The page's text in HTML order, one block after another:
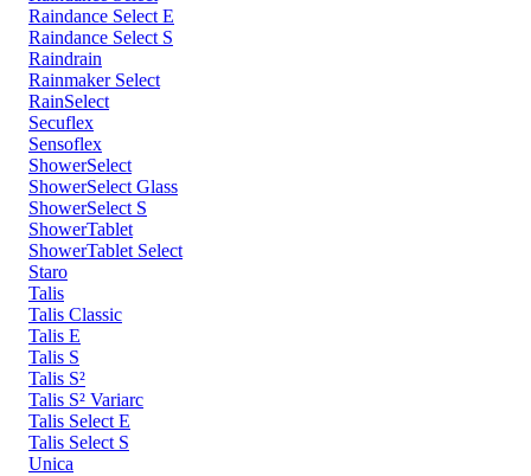
Raindance Select E
Raindance Select S
Raindrain
Rainmaker Select
RainSelect
Secuflex
Sensoflex
ShowerSelect
ShowerSelect Glass
ShowerSelect S
ShowerTablet
ShowerTablet Select
Staro
Talis
Talis Classic
Talis E
Talis S
Talis S²
Talis S² Variarc
Talis Select E
Talis Select S
Unica